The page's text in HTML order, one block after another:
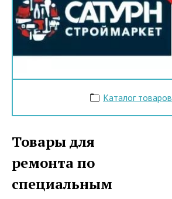
Каталог товаров
Товары для
ремонта по
специальным